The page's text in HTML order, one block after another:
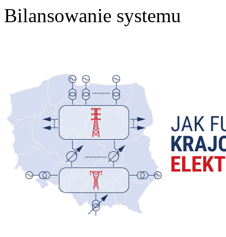
Bilansowanie systemu